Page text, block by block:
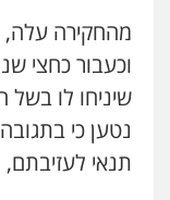
מהחקירה עלה,
וכעבור כחצי
שיניחו לו
נטען כי
תנאי לעזיבתם, והוא